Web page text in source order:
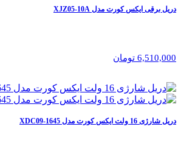
دریل برقی ایکس کورت مدل XJZ05-10A
6,510,000 تومان
دریل شارژی 16 ولت ایکس کورت مدل XDC09-1645